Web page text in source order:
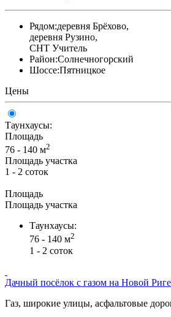
Рядом:деревня Брёхово,
деревня Рузино,
СНТ Учитель
Район:Солнечногорский
Шоссе:Пятницкое
Цены
Таунхаусы:
Площадь
76 - 140 м2
Площадь участка
1 - 2 соток
Площадь
Площадь участка
Таунхаусы:
76 - 140 м2
1 - 2 соток
Дачный посёлок с газом на Новой Риге
Газ, широкие улицы, асфальтовые